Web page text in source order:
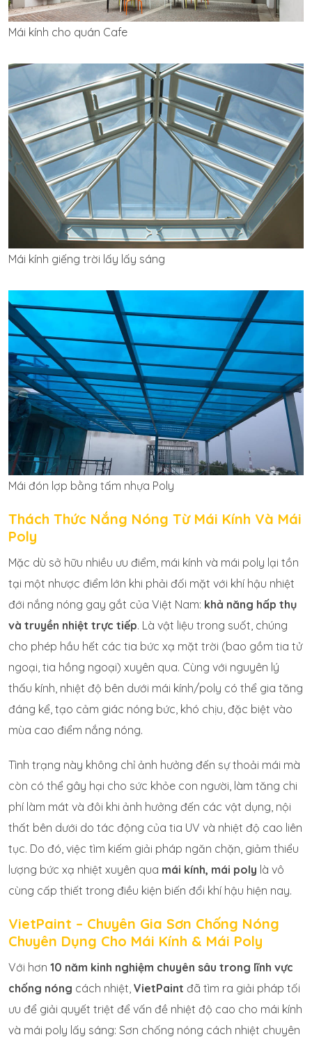
Mái kính cho quán Cafe
Mái kính giếng trời lấy lấy sáng
Mái đón lợp bằng tấm nhựa Poly
Thách Thức Nắng Nóng Từ Mái Kính Và Mái
Poly
Mặc dù sở hữu nhiều ưu điểm, mái kính và mái poly lại tồn
tại một nhược điểm lớn khi phải đối mặt với khí hậu nhiệt
đới nắng nóng gay gắt của Việt Nam: khả năng hấp thụ
và truyền nhiệt trực tiếp. Là vật liệu trong suốt, chúng
cho phép hầu hết các tia bức xạ mặt trời (bao gồm tia tử
ngoại, tia hồng ngoại) xuyên qua. Cùng với nguyên lý
thấu kính, nhiệt độ bên dưới mái kính/poly có thể gia tăng
đáng kể, tạo cảm giác nóng bức, khó chịu, đặc biệt vào
mùa cao điểm nắng nóng.
Tình trạng này không chỉ ảnh hưởng đến sự thoải mái mà
còn có thể gây hại cho sức khỏe con người, làm tăng chi
phí làm mát và đôi khi ảnh hưởng đến các vật dụng, nội
thất bên dưới do tác động của tia UV và nhiệt độ cao liên
tục. Do đó, việc tìm kiếm giải pháp ngăn chặn, giảm thiểu
lượng bức xạ nhiệt xuyên qua mái kính, mái poly là vô
cùng cấp thiết trong điều kiện biến đổi khí hậu hiện nay.
VietPaint – Chuyên Gia Sơn Chống Nóng
Chuyên Dụng Cho Mái Kính & Mái Poly
Với hơn 10 năm kinh nghiệm chuyên sâu trong lĩnh vực
chống nóng cách nhiệt, VietPaint đã tìm ra giải pháp tối
ưu để giải quyết triệt để vấn đề nhiệt độ cao cho mái kính
và mái poly lấy sáng: Sơn chống nóng cách nhiệt chuyên